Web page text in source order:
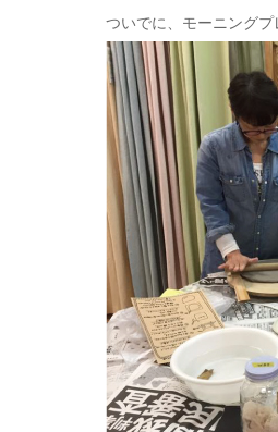
ついでに、モーニングプ